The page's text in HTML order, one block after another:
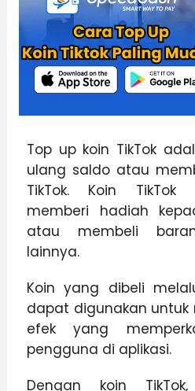
Top up koin TikTok
ulang saldo atau
TikTok. Koin TikTok
memberi hadiah
atau membeli
lainnya.
Koin yang dibeli
dapat digunakan untuk
efek yang
pengguna di aplikasi.
Dengan koin